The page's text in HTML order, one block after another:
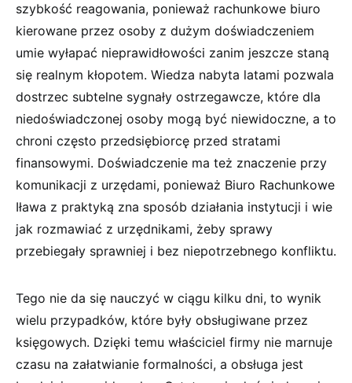
szybkość reagowania, ponieważ rachunkowe biuro
kierowane przez osoby z dużym doświadczeniem
umie wyłapać nieprawidłowości zanim jeszcze staną
się realnym kłopotem. Wiedza nabyta latami pozwala
dostrzec subtelne sygnały ostrzegawcze, które dla
niedoświadczonej osoby mogą być niewidoczne, a to
chroni często przedsiębiorcę przed stratami
finansowymi. Doświadczenie ma też znaczenie przy
komunikacji z urzędami, ponieważ Biuro Rachunkowe
Iława z praktyką zna sposób działania instytucji i wie
jak rozmawiać z urzędnikami, żeby sprawy
przebiegały sprawniej i bez niepotrzebnego konfliktu.
Tego nie da się nauczyć w ciągu kilku dni, to wynik
wielu przypadków, które były obsługiwane przez
księgowych. Dzięki temu właściciel firmy nie marnuje
czasu na załatwianie formalności, a obsługa jest